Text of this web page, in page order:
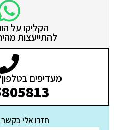
הקליקו על
להתייעצות
מעדיפים
חזרו אלי